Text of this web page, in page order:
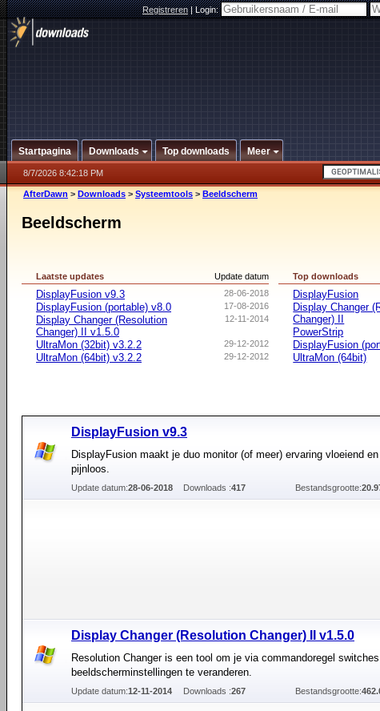
Registreren|Login:
Startpagina Downloads Top downloads Meer
8/7/2026 8:42:18 PM
AfterDawn > Downloads > Systeemtools > Beeldscherm
Beeldscherm
Update datum
Laatste updates
28-06-2018
DisplayFusion v9.3
17-08-2016
DisplayFusion (portable) v8.0
12-11-2014
Display Changer (Resolution
Changer) II v1.5.0
29-12-2012
UltraMon (32bit) v3.2.2
29-12-2012
UltraMon (64bit) v3.2.2
Top downloads
DisplayFusion
Display Changer
Changer) II
PowerStrip
DisplayFusion
UltraMon (64bit)
DisplayFusion v9.3
DisplayFusion maakt je duo monitor (of meer) ervaring vloeiend en
pijnloos.
Update datum:28-06-2018 Downloads :417 Bestandsgrootte:
Display Changer (Resolution Changer) II v1.5.0
Resolution Changer is een tool om je via commandoregel
beeldscherminstellingen te veranderen.
Update datum:12-11-2014 Downloads :267 Bestandsgrootte: